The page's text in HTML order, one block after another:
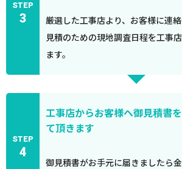
STEP
3
厳選した工事店より、お客様に連
見積のための現地調査日程を工事
ます。
STEP
4
工事店からお客様へ御見積書
て頂きます
御見積書がお手元に届きましたら